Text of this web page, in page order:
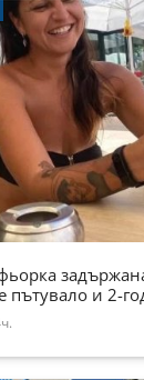
пътувало и 2-